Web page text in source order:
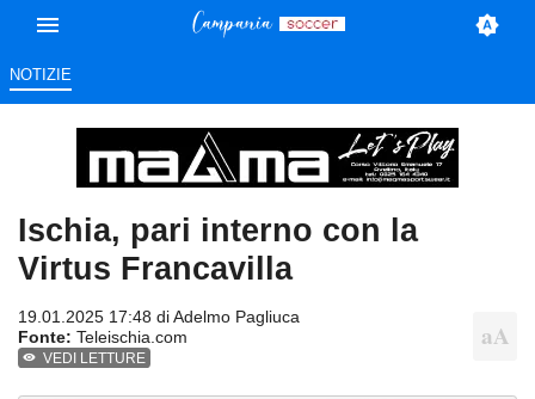
NOTIZIE
Ischia, pari interno con la
Virtus Francavilla
19.01.2025 17:48 diAdelmo Pagliuca
Fonte: Teleischia.com
VEDI LETTURE